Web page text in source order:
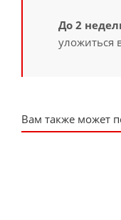
До 2
уложиться
Вам также может